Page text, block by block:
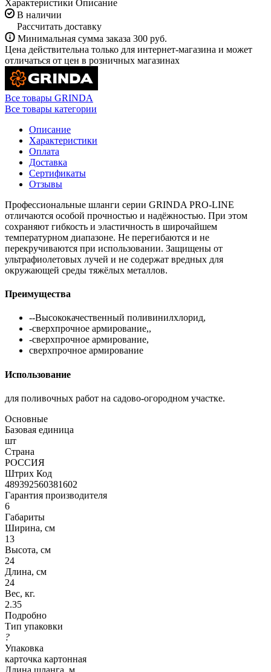
Характеристики Описание
В наличии
Рассчитать доставку
Минимальная сумма заказа 300 руб.
Цена действительна только для интернет-магазина и может
отличаться от цен в розничных магазинах
Все товары GRINDA
Все товары категории
Описание
Характеристики
Оплата
Доставка
Сертификаты
Отзывы
Профессиональные шланги серии GRINDA PRO-LINE
отличаются особой прочностью и надёжностью. При этом
сохраняют гибкость и эластичность в широчайшем
температурном диапазоне. Не перегибаются и не
перекручиваются при использовании. Защищены от
ультрафиолетовых лучей и не содержат вредных для
окружающей среды тяжёлых металлов.
Преимущества
--Высококачественный поливинилхлорид,
-сверхпрочное армирование,,
-сверхпрочное армирование,
сверхпрочное армирование
Использование
для поливочных работ на садово-огородном участке.
Основные
Базовая единица
шт
Страна
РОССИЯ
Штрих Код
489392560381602
Гарантия производителя
6
Габариты
Ширина, см
13
Высота, см
24
Длина, см
24
Вес, кг.
2.35
Подробно
Тип упаковки
?
Упаковка
карточка картонная
Длина шланга, м